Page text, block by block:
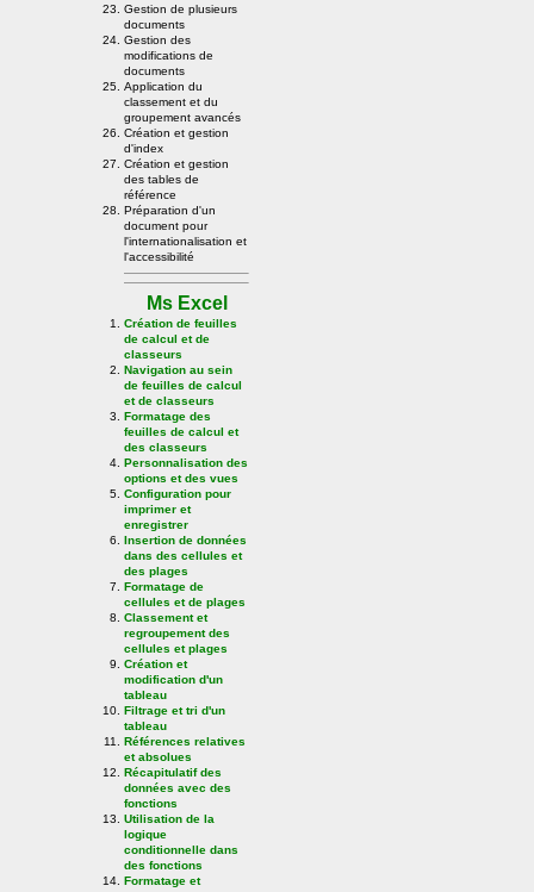
Gestion de plusieurs
documents
Gestion des
modifications de
documents
Application du
classement et du
groupement avancés
Création et gestion
d'index
Création et gestion
des tables de
référence
Préparation d'un
document pour
l'internationalisation et
l'accessibilité
Ms Excel
Création de feuilles
de calcul et de
classeurs
Navigation au sein
de feuilles de calcul
et de classeurs
Formatage des
feuilles de calcul et
des classeurs
Personnalisation des
options et des vues
Configuration pour
imprimer et
enregistrer
Insertion de données
dans des cellules et
des plages
Formatage de
cellules et de plages
Classement et
regroupement des
cellules et plages
Création et
modification d'un
tableau
Filtrage et tri d'un
tableau
Références relatives
et absolues
Récapitulatif des
données avec des
fonctions
Utilisation de la
logique
conditionnelle dans
des fonctions
Formatage et